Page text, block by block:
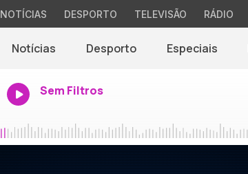
NOTÍCIAS DESPORTO TELEVISÃO RÁDIO
Notícias Desporto Especiais
Sem Filtros